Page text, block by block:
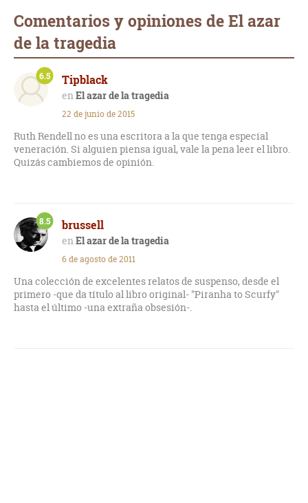
Comentarios y opiniones de El azar
de la tragedia
Tipblack
El azar de la tragedia
6.5
22 de junio de 2015
Ruth Rendell no es una escritora a la que tenga especial
veneración. Si alguien piensa igual, vale la pena leer el libro.
Quizás cambiemos de opinión.
brussell
El azar de la tragedia
8.5
6 de agosto de 2011
Una colección de excelentes relatos de suspenso, desde el
primero -que da título al libro original- "Piranha to Scurfy"
hasta el último -una extraña obsesión-.